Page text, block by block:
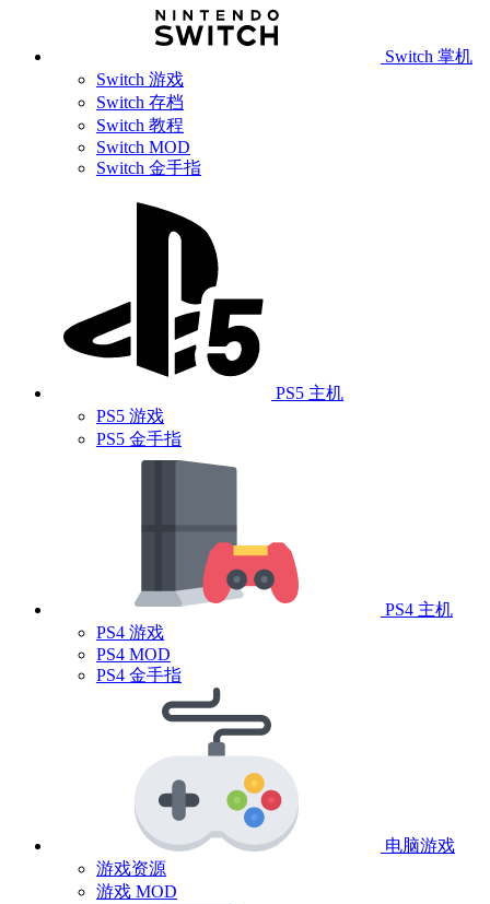
Switch 掌机
Switch 游戏
Switch 存档
Switch 教程
Switch MOD
Switch 金手指
PS5 主机
PS5 游戏
PS5 金手指
PS4 主机
PS4 游戏
PS4 MOD
PS4 金手指
电脑游戏
游戏资源
游戏 MOD